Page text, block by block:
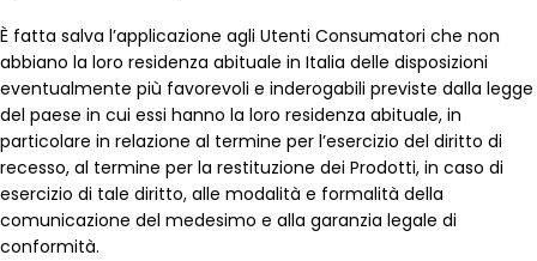
È fatta salva l’applicazione agli Utenti Consumatori che non
abbiano la loro residenza abituale in Italia delle disposizioni
eventualmente più favorevoli e inderogabili previste dalla legge
del paese in cui essi hanno la loro residenza abituale, in
particolare in relazione al termine per l’esercizio del diritto di
recesso, al termine per la restituzione dei Prodotti, in caso di
esercizio di tale diritto, alle modalità e formalità della
comunicazione del medesimo e alla garanzia legale di
conformità.